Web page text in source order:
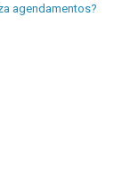
agendamentos?